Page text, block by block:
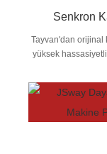
Senkron
Tayvan'dan orijinal
yüksek